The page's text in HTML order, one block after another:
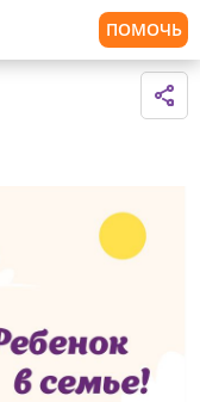
ПОМОЧЬ